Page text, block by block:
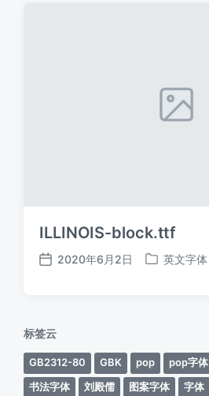
ILLINOIS-block.ttf
发
2020年6月2日
发
英文字体
标签云
GB2312-80 GBK pop pop字体
书法字体
刘殿儒 图案字体 字体